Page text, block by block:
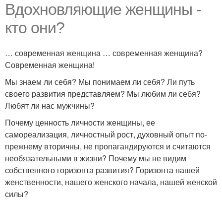
Вдохновляющие женщины -
кто они?
… современная женщина … современная женщина?
Современная женщина!
Мы знаем ли себя? Мы понимаем ли себя? Ли путь
своего развития представляем? Мы любим ли себя?
Любят ли нас мужчины?
Почему ценность личности женщины, ее
самореализация, личностный рост, духовный опыт по-
прежнему вторичны, не пропагандируются и считаются
необязательными в жизни? Почему мы не видим
собственного горизонта развития? Горизонта нашей
женственности, нашего женского начала, нашей женской
силы?